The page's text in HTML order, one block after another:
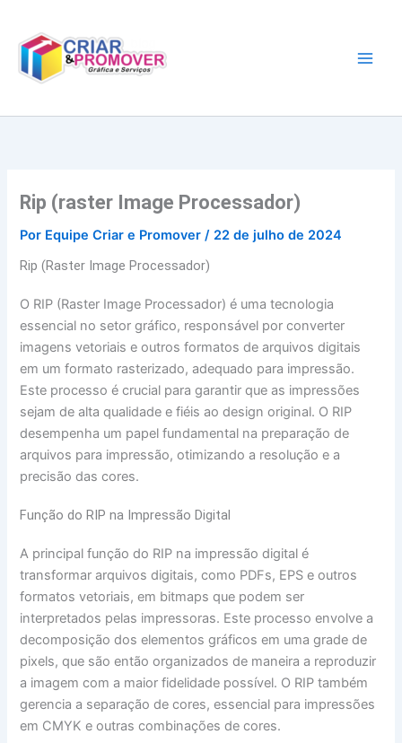
conteúdo
Rip (raster Image Processador)
Por Equipe Criar e Promover/ 22 de julho de 2024
Rip (Raster Image Processador)
O RIP (Raster Image Processador) é uma tecnologia
essencial no setor gráfico, responsável por converter
imagens vetoriais e outros formatos de arquivos digitais
em um formato rasterizado, adequado para impressão.
Este processo é crucial para garantir que as impressões
sejam de alta qualidade e fiéis ao design original. O RIP
desempenha um papel fundamental na preparação de
arquivos para impressão, otimizando a resolução e a
precisão das cores.
Função do RIP na Impressão Digital
A principal função do RIP na impressão digital é
transformar arquivos digitais, como PDFs, EPS e outros
formatos vetoriais, em bitmaps que podem ser
interpretados pelas impressoras. Este processo envolve a
decomposição dos elementos gráficos em uma grade de
pixels, que são então organizados de maneira a reproduzir
a imagem com a maior fidelidade possível. O RIP também
gerencia a separação de cores, essencial para impressões
em CMYK e outras combinações de cores.